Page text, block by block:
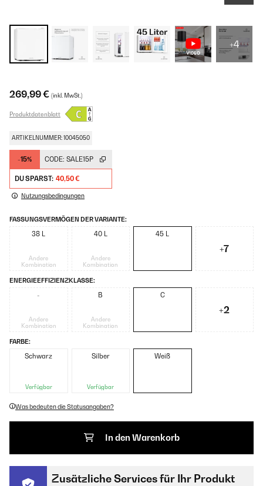
+4
269,99 € (inkl. MwSt.)
Produktdatenblatt
ARTIKELNUMMER: 10045050
-15% CODE: SALE15P
DU SPARST: 40,50 €
Nutzungsbedingungen
FASSUNGSVERMÖGEN DER VARIANTE:
38 L
Andere
Kombination
40 L
Andere
Kombination
45 L
+7
ENERGIEEFFIZIENZKLASSE:
-
Andere
Kombination
B
Andere
Kombination
C
+2
FARBE:
Schwarz
Verfügbar
Silber
Verfügbar
Weiß
Was bedeuten die Statusangaben?
In den Warenkorb
Zusätzliche Services für Ihr Produkt